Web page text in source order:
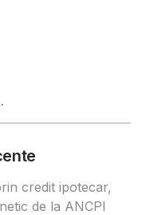
credit ipotecar,
de la ANCPI